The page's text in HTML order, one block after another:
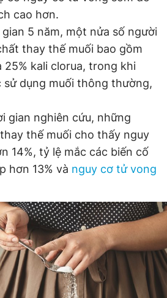
0908 780 404
Toàn
trực: Hải Thành
Dũng
Hưng
Trung
GP - BTTTT cấp ngày 24.3.2020
về Báo Thanh Niên. Cấm sao
nếu không có sự chấp thuận bằng văn
JSC.
cao hơn.
5 năm, một nửa số người
thay thế muối bao gồm
25% kali clorua, trong khi
sử dụng muối thông thường,
gian nghiên cứu, những
thế muối cho thấy nguy
14%, tỷ lệ mắc các biến cố
hơn 13% và nguy cơ tử vong